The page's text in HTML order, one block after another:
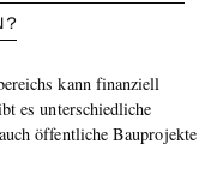
kann finanziell
es unterschiedliche
öffentliche Bauprojekte